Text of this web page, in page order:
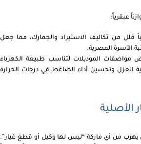
عبقرياً:
قلل من تكاليف الاستيراد والجمارك، مما جعل
الأسرة المصرية.
مواصفات الموديلات لتناسب طبيعة الكهرباء
العزل وتحسين أداء الضاغط في درجات الحرارة
من أي ماركة “ليس لها وكيل أو قطع غيار”.